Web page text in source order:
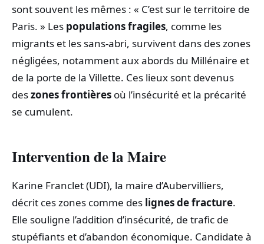
sont souvent les mêmes : « C’est sur le territoire de
Paris. » Les populations fragiles, comme les
migrants et les sans-abri, survivent dans des zones
négligées, notamment aux abords du Millénaire et
de la porte de la Villette. Ces lieux sont devenus
deszones frontières où l’insécurité et la précarité
se cumulent.
Intervention de la Maire
Karine Franclet (UDI), la maire d’Aubervilliers,
décrit ces zones comme des lignes de fracture.
Elle souligne l’addition d’insécurité, de trafic de
stupéfiants et d’abandon économique. Candidate à